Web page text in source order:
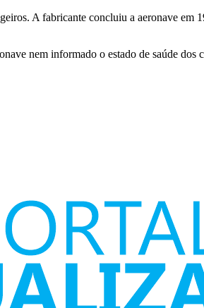
A fabricante concluiu a aeronave em
nem informado o estado de saúde dos